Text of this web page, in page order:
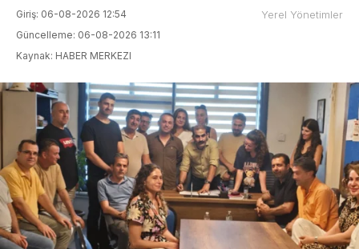
Giriş: 06-08-2026 12:54
Güncelleme: 06-08-2026 13:11
Kaynak: HABER MERKEZI
Yerel Yönetimler